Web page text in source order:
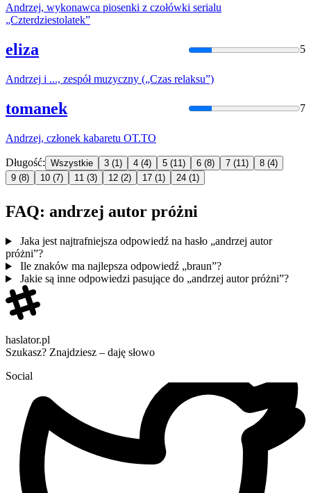
Andrzej, wykonawca piosenki z czołówki serialu
„Czterdziestolatek”
eliza 5
Andrzej i ..., zespół muzyczny („Czas relaksu”)
tomanek 7
Andrzej, członek kabaretu OT.TO
Długość: Wszystkie 3 (1) 4 (4) 5 (11) 6 (8) 7 (11) 8 (4)
9 (8) 10 (7) 11 (3) 12 (2) 17 (1) 24 (1)
FAQ: andrzej autor próżni
Jaka jest najtrafniejsza odpowiedź na hasło „andrzej autor
próżni”?
Ile znaków ma najlepsza odpowiedź „braun”?
Jakie są inne odpowiedzi pasujące do „andrzej autor próżni”?
haslator.pl
Szukasz? Znajdziesz – daję słowo
Social